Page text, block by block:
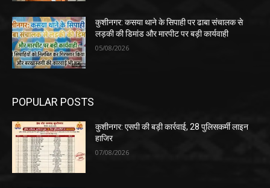
कुशीनगर: कसया थाने के सिपाही पर ढाबा संचालक से
लड़की की डिमांड और मारपीट पर बड़ी कार्यवाही
05/08/2026
POPULAR POSTS
कुशीनगर: एसपी की बड़ी कार्रवाई, 28 पुलिसकर्मी लाइन
हाजिर
07/08/2026